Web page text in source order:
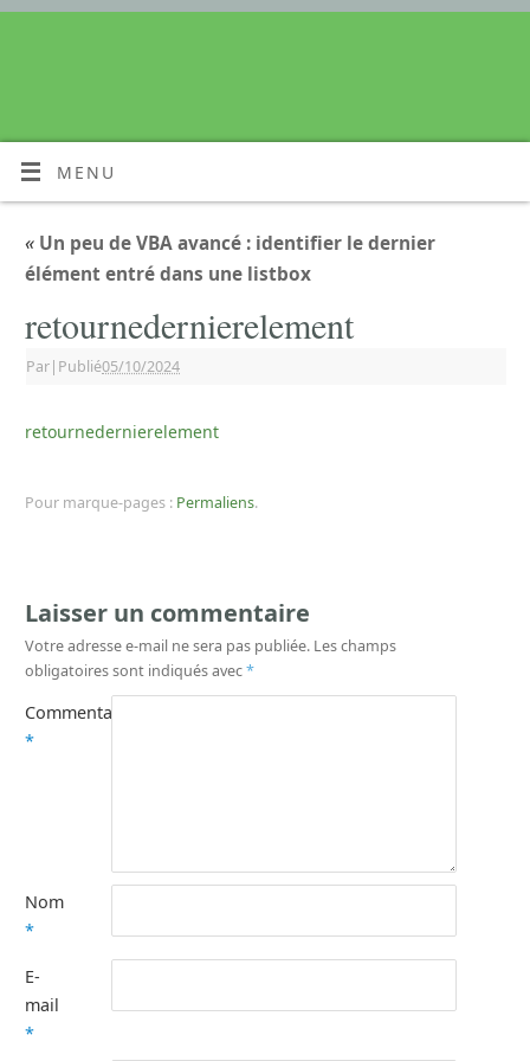
MENU
« Un peu de VBA avancé : identifier le dernier
élément entré dans une listbox
retournedernierelement
Par| Publié05/10/2024
retournedernierelement
Pour marque-pages : Permaliens.
Laisser un commentaire
Votre adresse e-mail ne sera pas publiée. Les champs
obligatoires sont indiqués avec*
Commentaire
*
Nom
*
E-
mail
*